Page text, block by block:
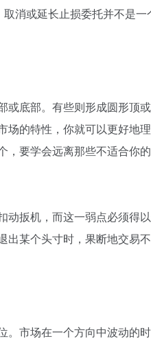
消或延长止损委托并不是
底部。有些则形成圆形顶
的特性，你就可以更好地
要学会远离那些不适合你的
扳机，而这一弱点必须得
某个头寸时，果断地交易
市场在一个方向中波动的